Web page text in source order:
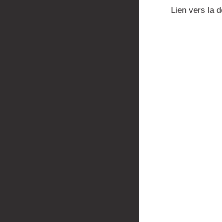
Lien vers la